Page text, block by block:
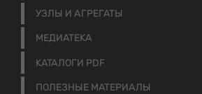
УЗЛЫ И АГРЕГАТЫ
МЕДИАТЕКА
КАТАЛОГИ PDF
ПОЛЕЗНЫЕ МАТЕРИАЛЫ